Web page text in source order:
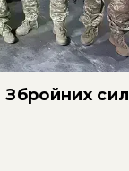
Збройних сил